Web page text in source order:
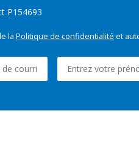
P154693
la Politique de confidentialité et